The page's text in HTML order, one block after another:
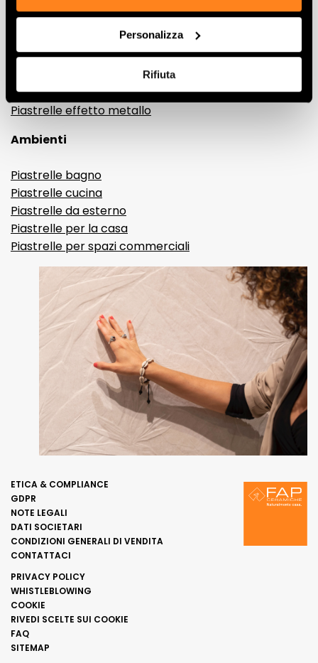
Personalizza
Rifiuta
Gres porcellanato effetto legno
Gres porcellanato effetto pietra
Gres porcellanato effetto resina e cemento
Piastrelle 3D
Piastrelle effetto brick
Piastrelle effetto metallo
Ambienti
Piastrelle bagno
Piastrelle cucina
Piastrelle da esterno
Piastrelle per la casa
Piastrelle per spazi commerciali
ETICA & COMPLIANCE
GDPR
NOTE LEGALI
DATI SOCIETARI
CONDIZIONI GENERALI DI VENDITA
CONTATTACI
PRIVACY POLICY
WHISTLEBLOWING
COOKIE
RIVEDI SCELTE SUI COOKIE
FAQ
SITEMAP